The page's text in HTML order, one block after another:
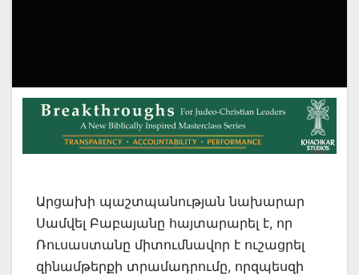
Արցախի պաշտպանության նախարար
Սամվել Բաբայանը հայտարարել է, որ
Ռուսաստանը միտումնավոր է ուշացրել
զինամթերքի տրամադրումը, որզպեսզի